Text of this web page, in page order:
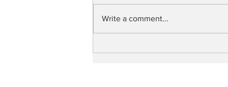
1976
Write a comment...